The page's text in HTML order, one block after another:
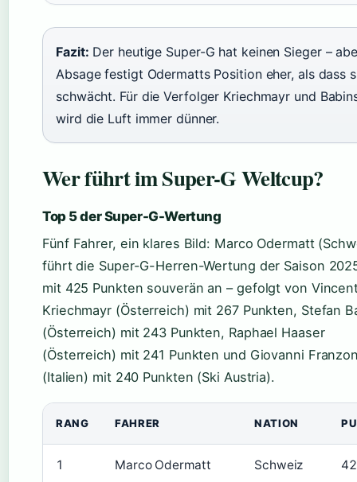
Fazit: Der heutige Super-G hat keinen Sieger –
Absage festigt Odermatts Position eher, als dass
schwächt. Für die Verfolger Kriechmayr und
wird die Luft immer dünner.
Wer führt im Super-G Weltcup?
Top 5 der Super-G-Wertung
Fünf Fahrer, ein klares Bild: Marco Odermatt
führt die Super-G-Herren-Wertung der Saison
mit 425 Punkten souverän an – gefolgt von
Kriechmayr (Österreich) mit 267 Punkten, Stefan
(Österreich) mit 243 Punkten, Raphael Haaser
(Österreich) mit 241 Punkten und Giovanni
(Italien) mit 240 Punkten (Ski Austria).
RANG FAHRER NATION
1 Marco Odermatt Schweiz